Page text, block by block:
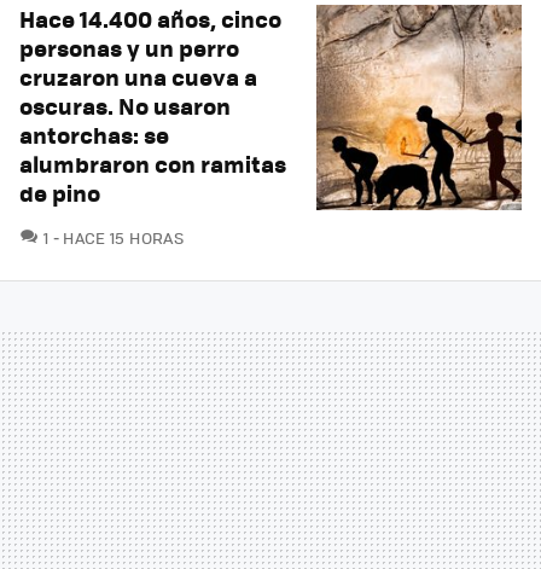
Hace 14.400 años, cinco
personas y un perro
cruzaron una cueva a
oscuras. No usaron
antorchas: se
alumbraron con ramitas
de pino
1 COMENTARIOS
HACE 15 HORAS